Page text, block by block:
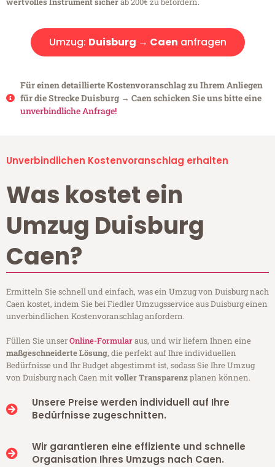
Umzug: Duisburg → Caen anfragen
Für einen detaillierte Kostenvoranschlag zu Ihrem Anliegen
für die Strecke Duisburg → Caen schicken Sie uns bitte eine
unverbindliche Anfrage!
Unverbindlichen Kostenvoranschlag erhalten
Was kostet ein
Umzug Duisburg
Caen?
Ermitteln Sie schnell und einfach, was ein Umzug von Duisburg nach
Caen kostet, indem Sie bei Fiedler Umzugsservice aus Duisburg einen
unverbindlichen Kostenvoranschlag anfordern.
Füllen Sie unserOnline-Formularaus, und wir liefern Ihnen eine
maßgeschneiderte Lösung, die perfekt auf Ihre individuellen
Bedürfnisse und Ihr Budget abgestimmt ist, sodass Sie Ihre Umzug
von Duisburg nach Caen mitvoller Transparenzplanen können.
Unsere Preise werden individuell auf Ihre
Bedürfnisse zugeschnitten.
Wir garantieren eine effiziente und schnelle
Organisation Ihres Umzugs nach Caen.